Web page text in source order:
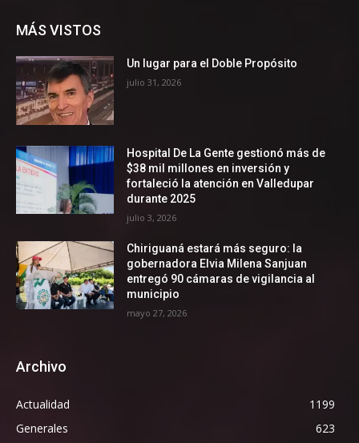
MÁS VISTOS
Un lugar para el Doble Propósito
julio 31, 2026
Hospital De La Gente gestionó más de
$38 mil millones en inversión y
fortaleció la atención en Valledupar
durante 2025
julio 3, 2026
Chiriguaná estará más seguro: la
gobernadora Elvia Milena Sanjuan
entregó 90 cámaras de vigilancia al
municipio
mayo 27, 2026
Archivo
Actualidad
1199
Generales
623